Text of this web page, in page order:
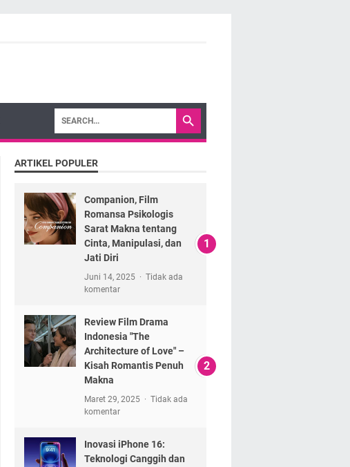
ARTIKEL POPULER
Companion, Film
Romansa Psikologis
Sarat Makna tentang
Cinta, Manipulasi, dan
Jati Diri
Juni 14, 2025
Tidak ada
komentar
Review Film Drama
Indonesia "The
Architecture of Love" –
Kisah Romantis Penuh
Makna
Maret 29, 2025
Tidak ada
komentar
Inovasi iPhone 16:
Teknologi Canggih dan